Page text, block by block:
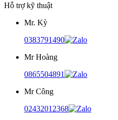
Hỗ trợ kỹ thuật
Mr. Kỳ
0383791490
Mr Hoàng
0865504891
Mr Công
02432012368